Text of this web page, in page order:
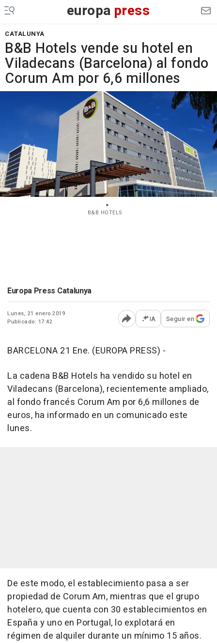
europa press
CATALUNYA
B&B Hotels vende su hotel en
Viladecans (Barcelona) al fondo
Corum Am por 6,6 millones
B&B HOTELS
Europa Press Catalunya
Lunes, 21 enero 2019
Publicado: 17:42
Abrir opciones para
IA Seguir en
BARCELONA 21 Ene. (EUROPA PRESS) -
La cadena B&B Hotels ha vendido su hotel en
Viladecans (Barcelona), recientemente ampliado,
al fondo francés Corum Am por 6,6 millones de
euros, ha informado en un comunicado este
lunes.
De este modo, el establecimiento pasa a ser
propiedad de Corum Am, mientras que el grupo
hotelero, que cuenta con 30 establecimientos en
España y uno en Portugal, lo explotará en
régimen de alquiler durante un mínimo 15 años.